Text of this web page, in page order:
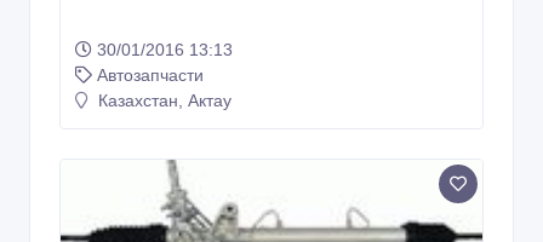
30/01/2016 13:13
Автозапчасти
Казахстан, Актау